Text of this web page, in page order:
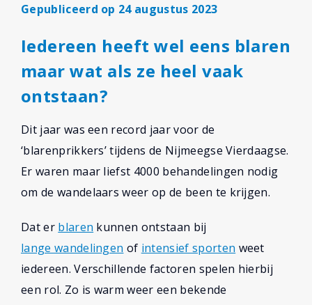
Gepubliceerd op 24 augustus 2023
Iedereen heeft wel eens blaren
maar wat als ze heel vaak
ontstaan?
Dit jaar was een record jaar voor de
‘blarenprikkers’ tijdens de Nijmeegse Vierdaagse.
Er waren maar liefst 4000 behandelingen nodig
om de wandelaars weer op de been te krijgen.
Dat er blaren kunnen ontstaan bij
lange wandelingen of intensief sporten weet
iedereen. Verschillende factoren spelen hierbij
een rol. Zo is warm weer een bekende